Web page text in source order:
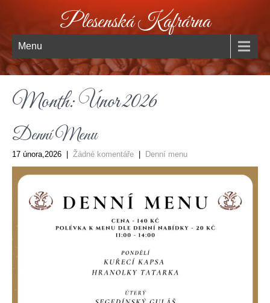
Plesenská Kafrárna
Menu
Month:Únor 2026
Denní Menu
17 února,2026 Žádné komentáře Denní menu